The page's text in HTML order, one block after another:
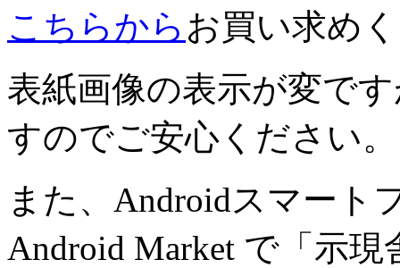
こちらから お買い求め
表紙画像の表示が変で
すのでご安心ください。
また、Androidスマート
Android Market で「示